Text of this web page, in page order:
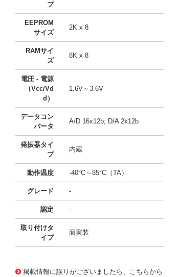
プ
EEPROM
サイズ
2K x 8
RAMサイ
ズ
8K x 8
電圧 - 電源
（Vcc/Vd
d）
1.6V～3.6V
データコン
バータ
A/D 16x12b; D/A 2x12b
発振器タイ
プ
内蔵
動作温度 -40°C～85°C（TA）
グレード -
認定 -
取り付けタ
イプ
面実装
掲載情報に誤りがございましたら、こちらから